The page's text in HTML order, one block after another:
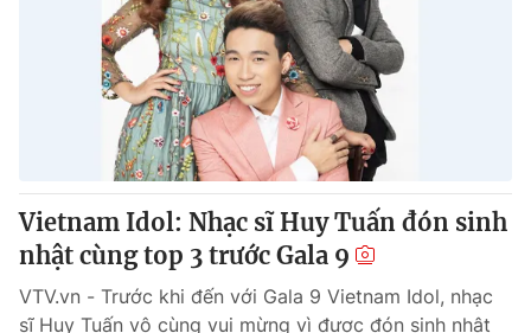
Vietnam Idol: Nhạc sĩ Huy Tuấn đón sinh
nhật cùng top 3 trước Gala 9
VTV.vn - Trước khi đến với Gala 9 Vietnam Idol, nhạc
sĩ Huy Tuấn vô cùng vui mừng vì được đón sinh nhật